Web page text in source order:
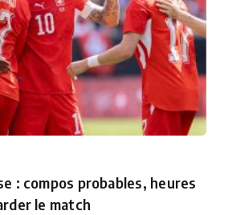
: compos probables, heures
le match